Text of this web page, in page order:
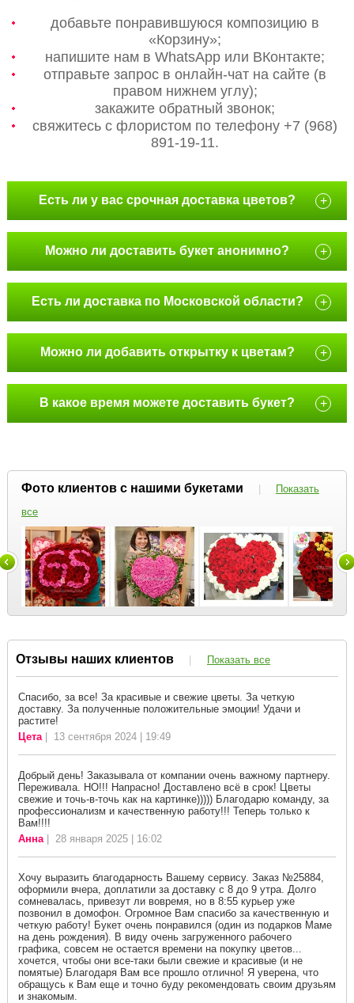
добавьте понравившуюся композицию в
«Корзину»;
напишите нам в WhatsApp или ВКонтакте;
отправьте запрос в онлайн-чат на сайте (в
правом нижнем углу);
закажите обратный звонок;
свяжитесь с флористом по телефону +7 (968)
891-19-11.
Есть ли у вас срочная доставка цветов? +
Можно ли доставить букет анонимно? +
Есть ли доставка по Московской области? +
Можно ли добавить открытку к цветам? +
В какое время можете доставить букет? +
Фото клиентов с нашими букетами |
Показать
все
Отзывы наших клиентов | Показать все
Спасибо, за все! За красивые и свежие цветы. За четкую
доставку. За полученные положительные эмоции! Удачи и
растите!
Цета| 13 сентября 2024 | 19:49
Добрый день! Заказывала от компании очень важному партнеру.
Переживала. НО!!! Напрасно! Доставлено всё в срок! Цветы
свежие и точь-в-точь как на картинке))))) Благодарю команду, за
профессионализм и качественную работу!!! Теперь только к
Вам!!!!
Анна| 28 января 2025 | 16:02
Хочу выразить благодарность Вашему сервису. Заказ №25884,
оформили вчера, доплатили за доставку с 8 до 9 утра. Долго
сомневалась, привезут ли вовремя, но в 8:55 курьер уже
позвонил в домофон. Огромное Вам спасибо за качественную и
четкую работу! Букет очень понравился (один из подарков Маме
на день рождения). В виду очень загруженного рабочего
графика, совсем не остается времени на покупку цветов...
хочется, чтобы они все-таки были свежие и красивые (и не
помятые) Благодаря Вам все прошло отлично! Я уверена, что
обращусь к Вам еще и точно буду рекомендовать своим друзьям
и знакомым.